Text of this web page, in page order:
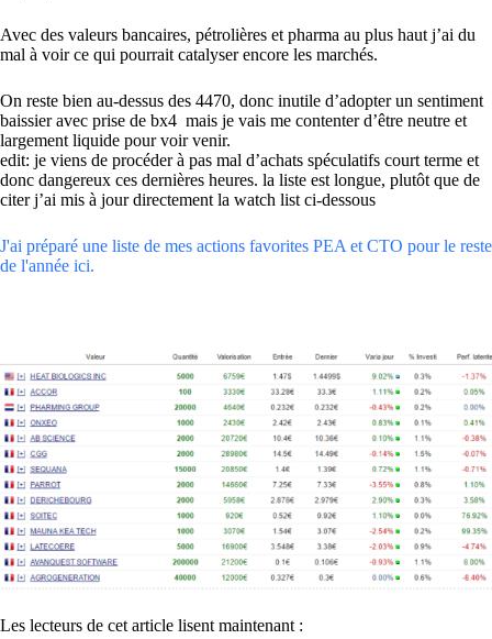
Avec des valeurs bancaires, pétrolières et pharma au plus haut j’ai du
mal à voir ce qui pourrait catalyser encore les marchés.
On reste bien au-dessus des 4470, donc inutile d’adopter un sentiment
baissier avec prise de bx4 mais je vais me contenter d’être neutre et
largement liquide pour voir venir.
edit: je viens de procéder à pas mal d’achats spéculatifs court terme et
donc dangereux ces dernières heures. la liste est longue, plutôt que de
citer j’ai mis à jour directement la watch list ci-dessous
J'ai préparé une liste de mes actions favorites PEA et CTO pour le reste
de l'année ici.
Les lecteurs de cet article lisent maintenant :